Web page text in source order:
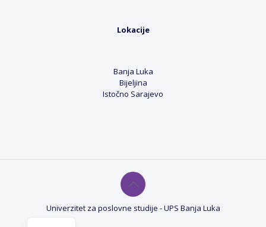
Lokacije
Banja Luka
Bijeljina
Istočno Sarajevo
Univerzitet za poslovne studije - UPS Banja Luka
EN